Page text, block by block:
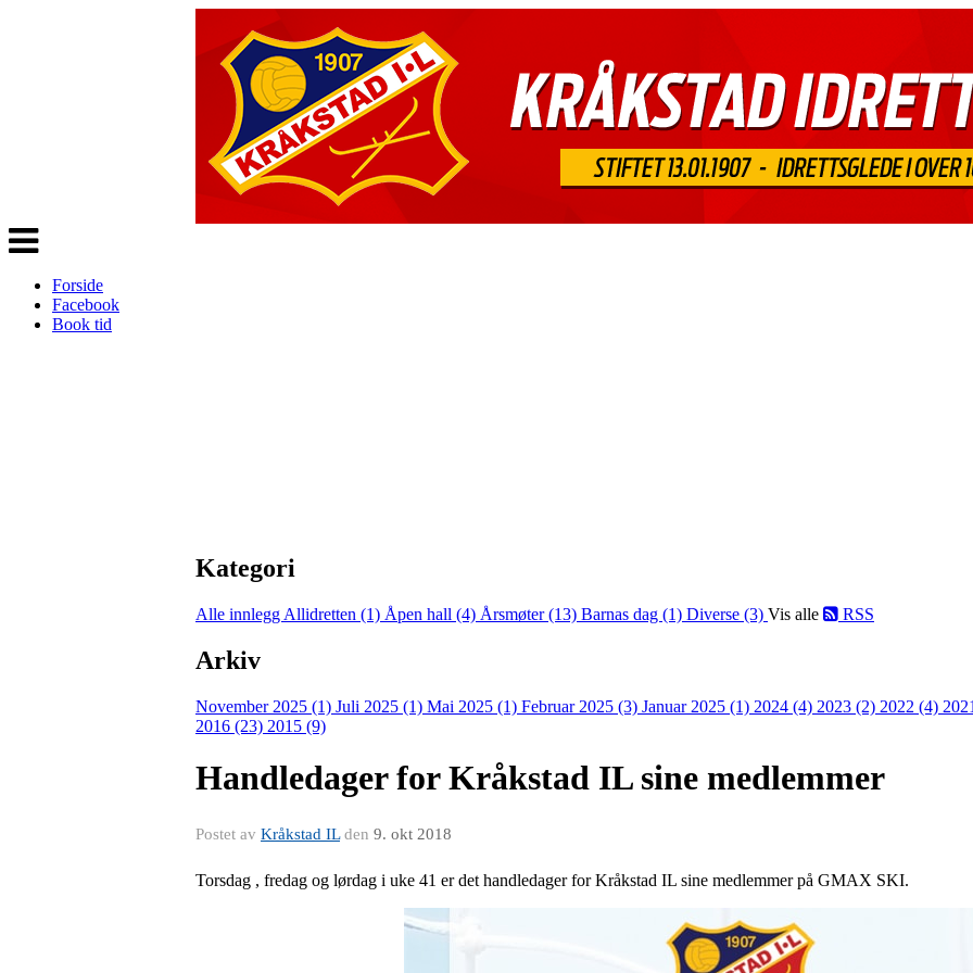
Veksle
navigasjon
Forside
Facebook
Book tid
Kategori
Alle innlegg Allidretten (1) Åpen hall (4) Årsmøter (13) Barnas dag (1) Diverse (3) Vis alle RSS
Arkiv
November 2025 (1) Juli 2025 (1) Mai 2025 (1) Februar 2025 (3) Januar 2025 (1) 2024 (4) 2023 (2) 2022 (4)
2016 (23) 2015 (9)
Handledager for Kråkstad IL sine medlemmer
Postet av Kråkstad ILden 9. okt 2018
Torsdag , fredag og lørdag i uke 41 er det handledager for Kråkstad IL sine medlemmer på GMAX SKI.